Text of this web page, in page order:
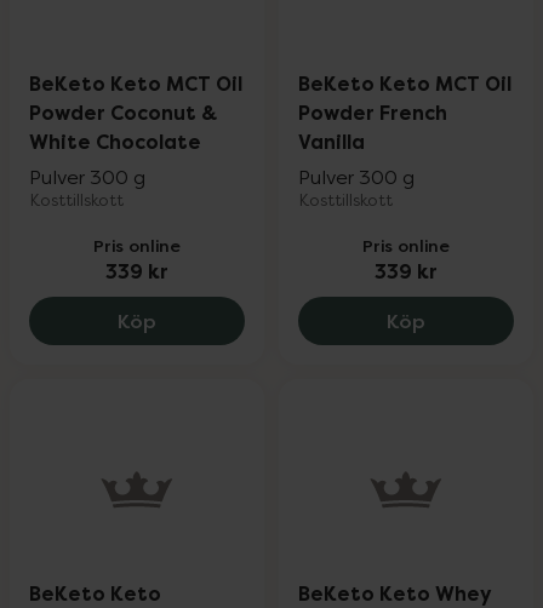
BeKeto Keto MCT Oil
Powder Coconut &
White Chocolate
Pulver 300 g
Kosttillskott
Pris online
339 kr
Köp BeKeto Keto MCT Oil Powder
BeKeto Keto MCT Oil
Powder French
Vanilla
Pulver 300 g
Kosttillskott
Pris online
339 kr
Köp BeKeto
BeKeto Keto
BeKeto Keto Whey